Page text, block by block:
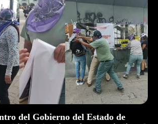
del Gobierno del Estado de